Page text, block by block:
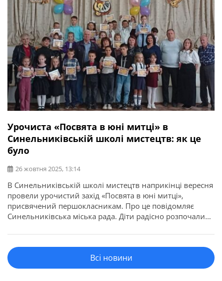
Урочиста «Посвята в юні митці» в
Синельниківській школі мистецтв: як це
було
26 жовтня 2025, 13:14
В Синельниківській школі мистецтв наприкінці вересня
провели урочистий захід «Посвята в юні митці»,
присвячений першокласникам. Про це повідомляє
Синельниківська міська рада. Діти радісно розпочали
хореографічному та образотворчому. Концертна
програма заходу зацікавила першокласників
різноманітним звучанням музичних інструментів,
вокалу та хореографії. І створила позитивний настрій та
Всі новини